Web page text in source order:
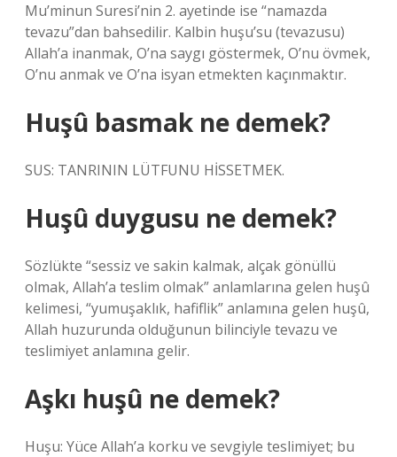
Mu’minun Suresi’nin 2. ayetinde ise “namazda
tevazu”dan bahsedilir. Kalbin huşu’su (tevazusu)
Allah’a inanmak, O’na saygı göstermek, O’nu övmek,
O’nu anmak ve O’na isyan etmekten kaçınmaktır.
Huşû basmak ne demek?
SUS: TANRININ LÜTFUNU HİSSETMEK.
Huşû duygusu ne demek?
Sözlükte “sessiz ve sakin kalmak, alçak gönüllü
olmak, Allah’a teslim olmak” anlamlarına gelen huşû
kelimesi, “yumuşaklık, hafiflik” anlamına gelen huşû,
Allah huzurunda olduğunun bilinciyle tevazu ve
teslimiyet anlamına gelir.
Aşkı huşû ne demek?
Huşu: Yüce Allah’a korku ve sevgiyle teslimiyet; bu